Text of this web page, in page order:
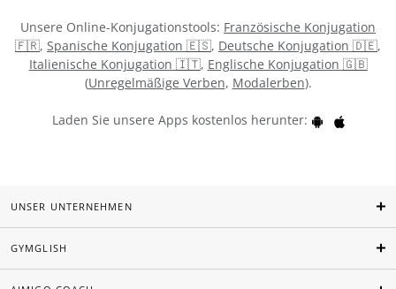
Unsere Online-Konjugationstools: Französische Konjugation
🇫🇷, Spanische Konjugation 🇪🇸, Deutsche Konjugation 🇩🇪,
Italienische Konjugation 🇮🇹, Englische Konjugation 🇬🇧
(Unregelmäßige Verben, Modalerben).
Laden Sie unsere Apps kostenlos herunter:
UNSER UNTERNEHMEN
GYMGLISH